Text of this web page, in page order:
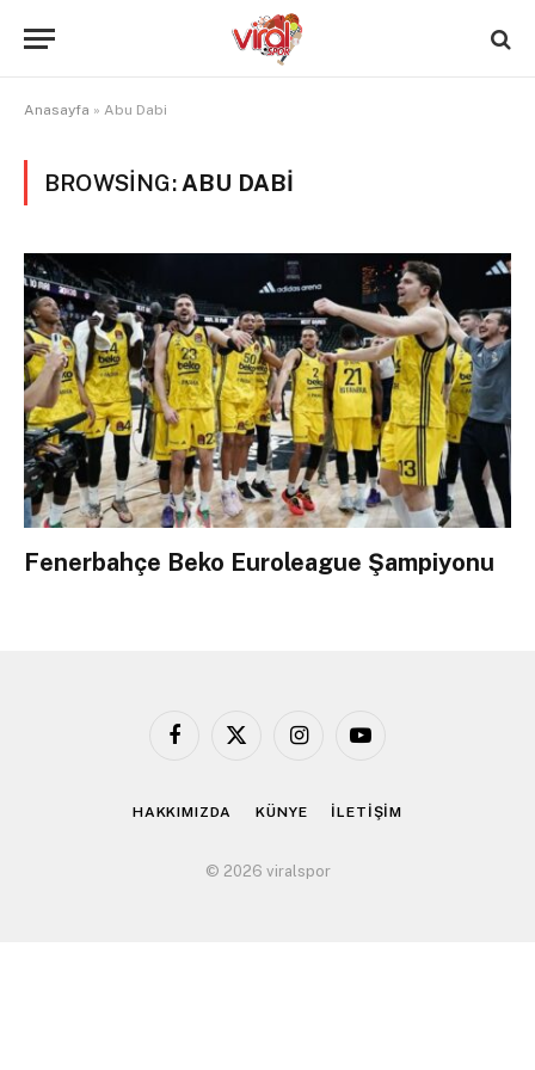
Anasayfa » Abu Dabi
BROWSING: ABU DABI
Fenerbahçe Beko Euroleague Şampiyonu
Facebook
X
InstagramYouTube
HAKKIMIZDA KÜNYE İLETİŞİM
© 2026 viralspor